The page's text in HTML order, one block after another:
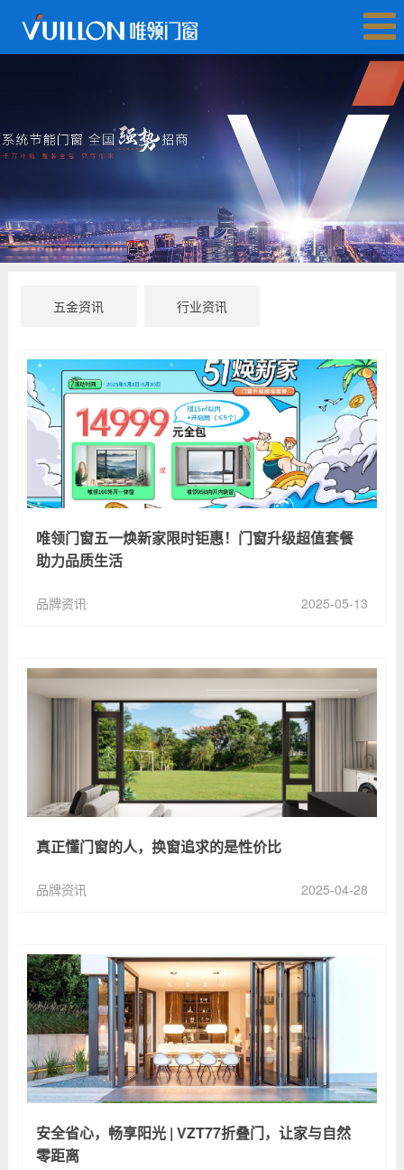
五金资讯 行业资讯
唯领门窗五一焕新家限时钜惠！门窗升级超值套餐
助力品质生活
品牌资讯 2025-05-13
真正懂门窗的人，换窗追求的是性价比
品牌资讯 2025-04-28
安全省心，畅享阳光 | VZT77折叠门，让家与自然
零距离